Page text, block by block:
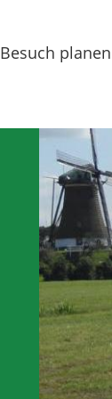
Besuch planen
Touristische
Ubernachten
für gruppen